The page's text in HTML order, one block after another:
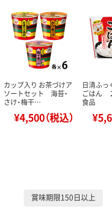
カップ入り お茶づけア
ソートセット 海苔・
さけ・梅干…
¥4,500（税込）
日清ふ
ごはん
食品
賞味期限150日以上